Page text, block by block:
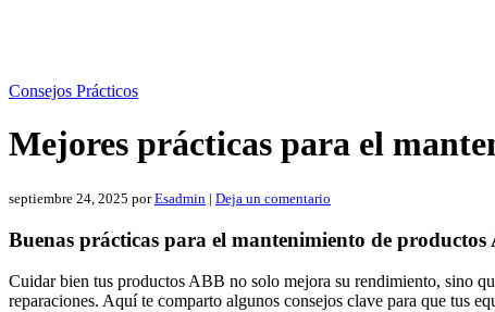
Consejos Prácticos
Mejores prácticas para el
septiembre 24, 2025 porEsadmin | Deja un comentario
Buenas prácticas para el mantenimiento de productos
Cuidar bien tus productos ABB no solo mejora su rendimiento, sino
reparaciones. Aquí te comparto algunos consejos clave para que tus